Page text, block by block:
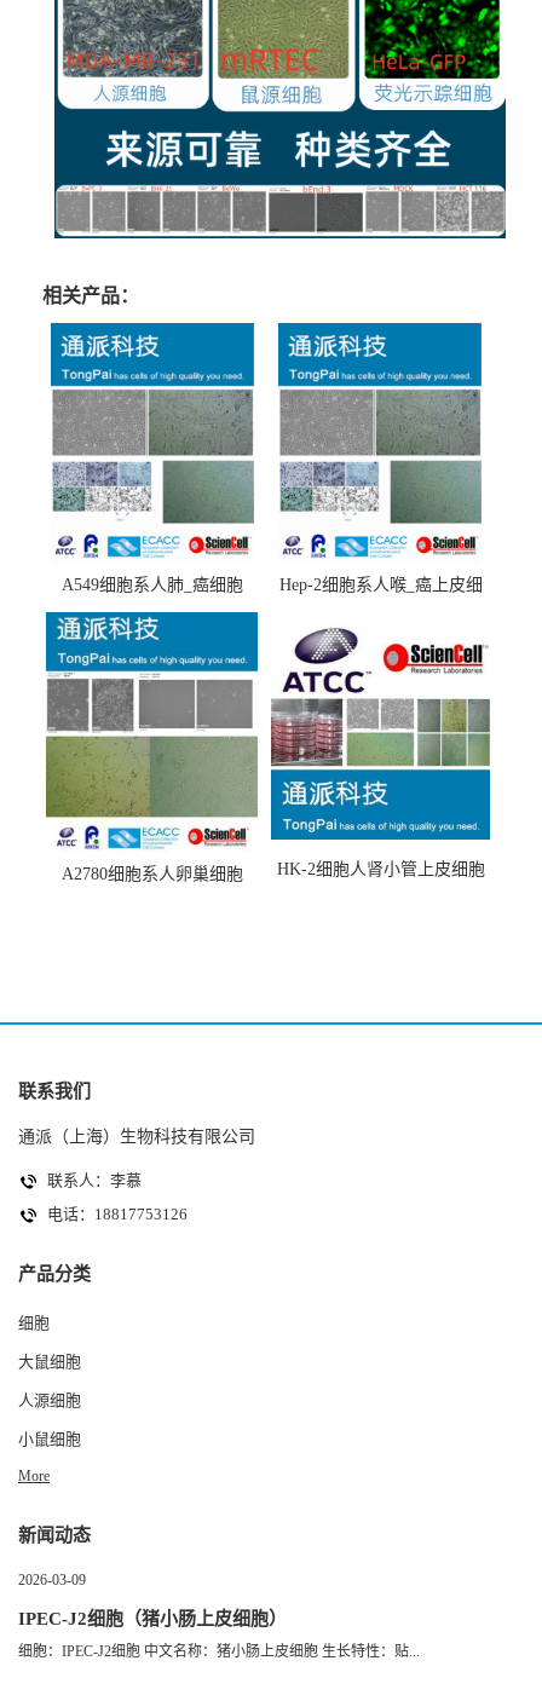
相关产品：
A549细胞系人肺_癌细胞
(A549细胞)
Hep-2细胞系人喉_癌上皮细
A2780细胞系人卵巢细胞
HK-2细胞人肾小管上皮细胞
联系我们
通派（上海）生物科技有限公司
联系人：李慕
电话：18817753126
产品分类
细胞
大鼠细胞
人源细胞
小鼠细胞
More
新闻动态
2026-03-09
IPEC-J2细胞（猪小肠上皮细胞）
细胞：IPEC-J2细胞 中文名称：猪小肠上皮细胞 生长特性：贴...